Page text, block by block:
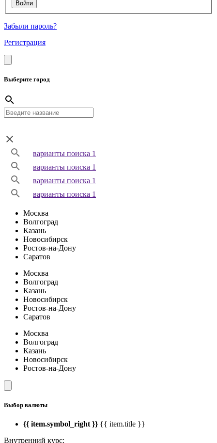
Забыли пароль?
Регистрация
Выберите город
варианты поиска 1
варианты поиска 1
варианты поиска 1
варианты поиска 1
Москва
Волгоград
Казань
Новосибирск
Ростов-на-Дону
Саратов
Москва
Волгоград
Казань
Новосибирск
Ростов-на-Дону
Саратов
Москва
Волгоград
Казань
Новосибирск
Ростов-на-Дону
Выбор валюты
{{ item.symbol_right }} {{ item.title }}
Внутренний курс: